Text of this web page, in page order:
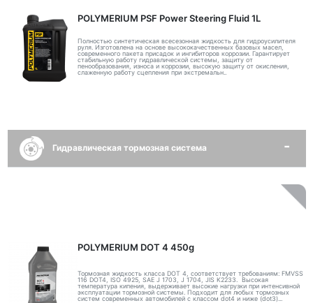
POLYMERIUM PSF Power Steering Fluid 1L
Полностью синтетическая всесезонная жидкость для гидроусилителя
руля. Изготовлена на основе высококачественных базовых масел,
современного пакета присадок и ингибиторов коррозии. Гарантирует
стабильную работу гидравлической системы, защиту от
пенообразования, износа и коррозии, высокую защиту от окисления,
слаженную работу сцепления при экстремальн..
Гидравлическая тормозная система
POLYMERIUM DOT 4 450g
Тормозная жидкость класса DOT 4, соответствует требованиям: FMVSS
116 DOT4, ISO 4925, SAE J 1703, J 1704, JIS K2233. Высокая
температура кипения, выдерживает высокие нагрузки при интенсивной
эксплуатации тормозной системы. Подходит для любых тормозных
систем современных автомобилей с классом dot4 и ниже (dot3)...